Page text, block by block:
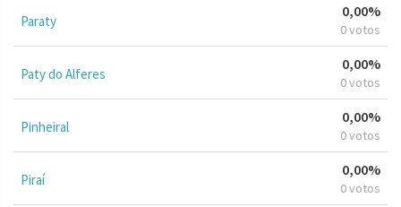
Paraty
0,00%
0 votos
Paty do Alferes
0,00%
0 votos
Pinheiral
0,00%
0 votos
Piraí
0,00%
0 votos